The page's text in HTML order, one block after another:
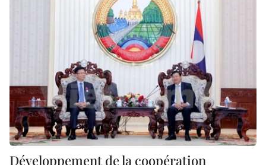
Développement de la coopération